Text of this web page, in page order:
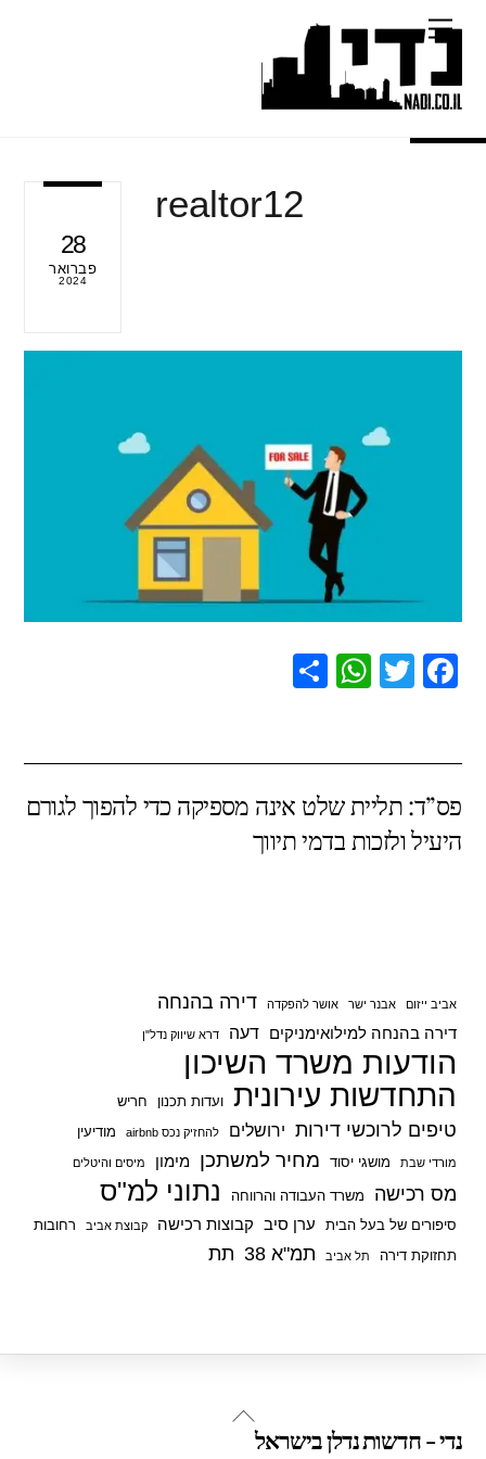
content
Menu
28
פברואר
2024
realtor12
F
e
b
o
T
er
W
s
A
p
e
פס”ד: תליית שלט אינה מספיקה כדי להפוך לגורם
היעיל ולזכות בדמי תיווך
אביב ייזום אבנר ישר אושר להפקדה דירה בהנחה
דירה בהנחה למילואימניקים דעה דרא שיווק נדל"ן
הודעות משרד השיכון
התחדשות עירונית ועדות תכנון חריש
טיפים לרוכשי דירות ירושלים להחזיק נכס airbnb מודיעין
מורדי שבת מושגי יסוד מחיר למשתכן מימון מיסים והיטלים
מס רכישה משרד העבודה והרווחה נתוני למ"ס
סיפורים של בעל הבית ערן סיב קבוצות רכישה קבוצת אביב
רחובות
תחזוקת דירה
תל אביב תמ"א 38 תת
Back
נדי - חדשות נדלן בישראל